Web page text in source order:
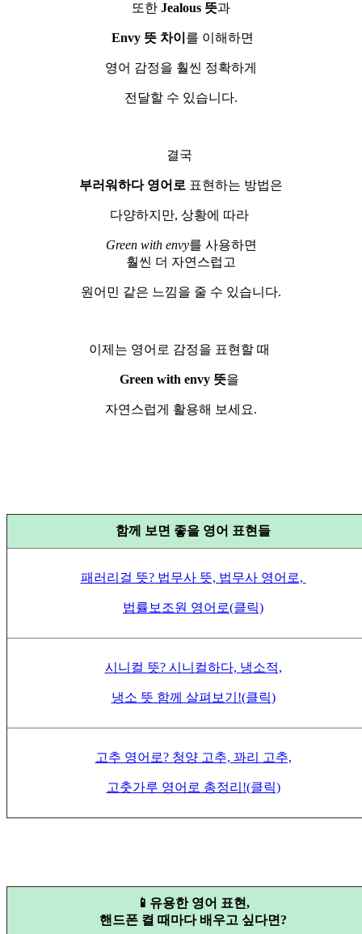
또한 Jealous 뜻과
Envy 뜻 차이 를 이해하면
영어 감정을 훨씬 정확하게
전달할 수 있습니다.
결국
부러워하다 영어로 표현하는 방법은
다양하지만, 상황에 따라
Green with envy를 사용하면
훨씬 더 자연스럽고
원어민 같은 느낌을 줄 수 있습니다.
이제는 영어로 감정을 표현할 때
Green with envy 뜻을
자연스럽게 활용해 보세요.
함께 보면 좋을 영어 표현들
패러리걸 뜻? 법무사 뜻, 법무사 영어로,
법률보조원 영어로(클릭)
시니컬 뜻? 시니컬하다, 냉소적,
냉소 뜻 함께 살펴보기!(클릭)
고추 영어로? 청양 고추, 꽈리 고추,
고춧가루 영어로 총정리!(클릭)
📱유용한 영어 표현,
핸드폰 켤 때마다 배우고 싶다면?